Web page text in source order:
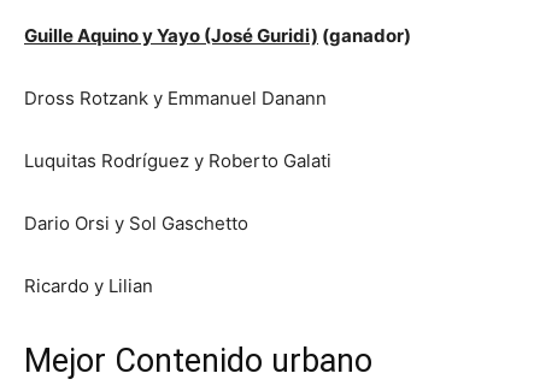
Guille Aquino y Yayo (José Guridi) (ganador)
Dross Rotzank y Emmanuel Danann
Luquitas Rodríguez y Roberto Galati
Dario Orsi y Sol Gaschetto
Ricardo y Lilian
Mejor Contenido urbano